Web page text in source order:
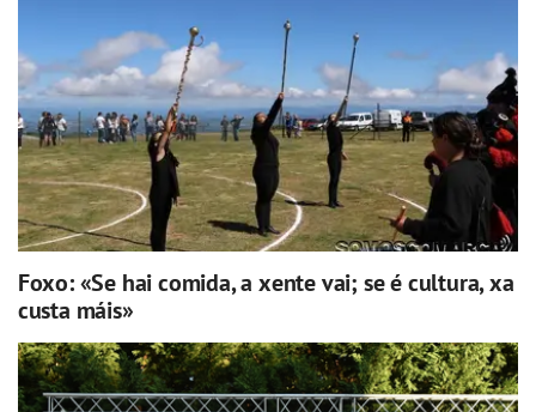
Foxo: «Se hai comida, a xente vai; se é cultura, xa
custa máis»